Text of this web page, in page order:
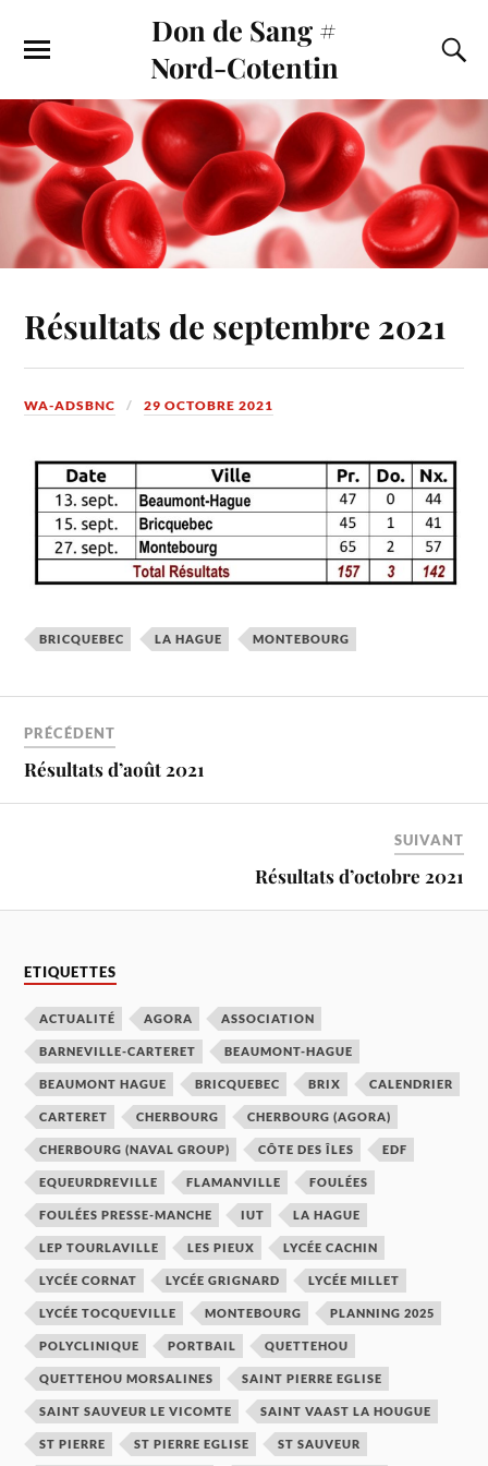
Don de Sang #
Nord-Cotentin
Résultats de septembre 2021
WA-ADSBNC 29 OCTOBRE 2021
BRICQUEBEC LA HAGUE MONTEBOURG
PRÉCÉDENT
Résultats d’août 2021
SUIVANT
Résultats d’octobre 2021
ETIQUETTES
ACTUALITÉ AGORA ASSOCIATION
BARNEVILLE-CARTERET BEAUMONT-HAGUE
BEAUMONT HAGUE BRICQUEBEC BRIX CALENDRIER
CARTERET CHERBOURG CHERBOURG (AGORA)
CHERBOURG (NAVAL GROUP) CÔTE DES ÎLES EDF
EQUEURDREVILLE FLAMANVILLE FOULÉES
FOULÉES PRESSE-MANCHE IUT LA HAGUE
LEP TOURLAVILLE LES PIEUX LYCÉE CACHIN
LYCÉE CORNAT LYCÉE GRIGNARD LYCÉE MILLET
LYCÉE TOCQUEVILLE MONTEBOURG PLANNING 2025
POLYCLINIQUE PORTBAIL QUETTEHOU
QUETTEHOU MORSALINES SAINT PIERRE EGLISE
SAINT SAUVEUR LE VICOMTE SAINT VAAST LA HOUGUE
ST PIERRE ST PIERRE EGLISE ST SAUVEUR